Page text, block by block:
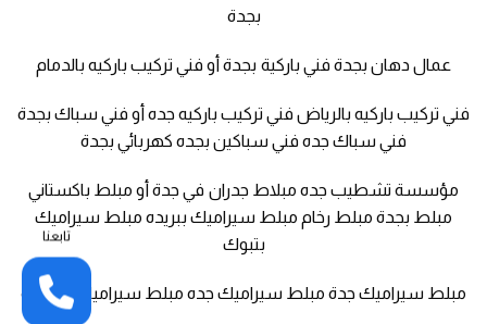
بجدة
عمال دهان بجدة فني باركية بجدة أو فني تركيب باركيه بالدمام
فني تركيب باركيه بالرياض فني تركيب باركيه جده أو فني سباك بجدة
فني سباك جده فني سباكين بجده كهربائي بجدة
مؤسسة تشطيب جده مبلاط جدران في جدة أو مبلط باكستاني
مبلط بجدة مبلط رخام مبلط سيراميك ببريده مبلط سيراميك
بتبوك
مبلط سيراميك جدة مبلط سيراميك جده مبلط سيراميك في جدة
تابعنا